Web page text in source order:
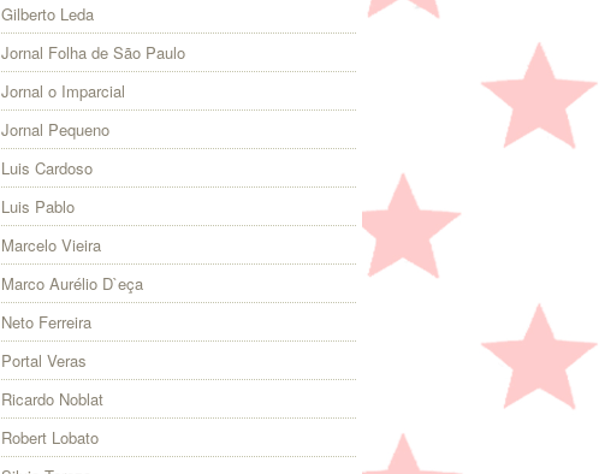
Gilberto Leda
Jornal Folha de São Paulo
Jornal o Imparcial
Jornal Pequeno
Luis Cardoso
Luis Pablo
Marcelo Vieira
Marco Aurélio D`eça
Neto Ferreira
Portal Veras
Ricardo Noblat
Robert Lobato